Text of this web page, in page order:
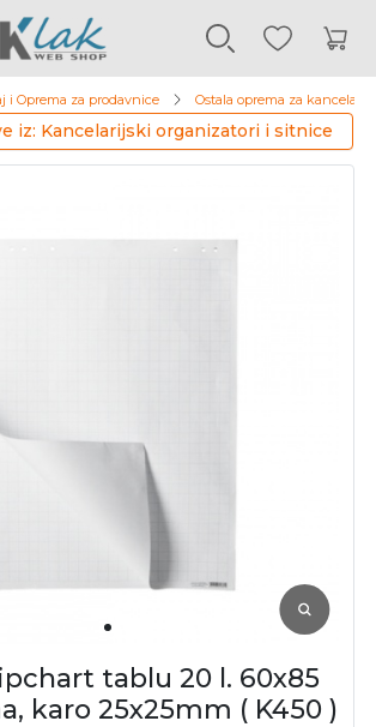
i Oprema za prodavnice Ostala oprema za kancelariju
iz: Kancelarijski organizatori i sitnice
tablu 20 l. 60x85
karo 25x25mm ( K450 )